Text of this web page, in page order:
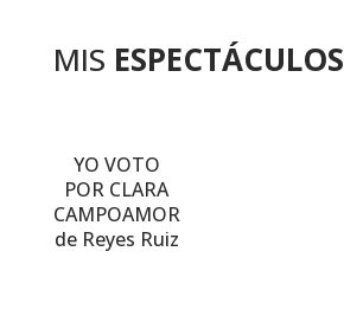
MIS ESPECTÁCULOS
YO VOTO
POR CLARA
CAMPOAMOR
de Reyes Ruiz